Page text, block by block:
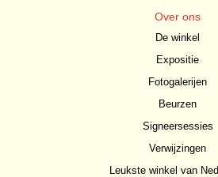
Over ons
De winkel
Expositie
Fotogalerijen
Beurzen
Signeersessies
Verwijzingen
Leukste winkel van